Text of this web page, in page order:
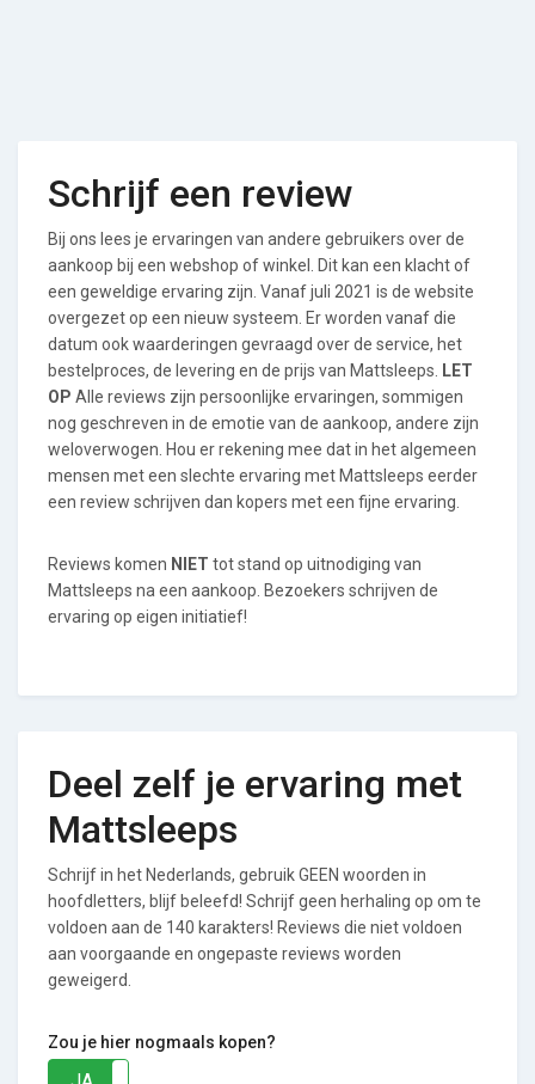
Schrijf een review
Bij ons lees je ervaringen van andere gebruikers over de
aankoop bij een webshop of winkel. Dit kan een klacht of
een geweldige ervaring zijn. Vanaf juli 2021 is de website
overgezet op een nieuw systeem. Er worden vanaf die
datum ook waarderingen gevraagd over de service, het
bestelproces, de levering en de prijs van Mattsleeps.
LET
OP Alle reviews zijn persoonlijke ervaringen, sommigen
nog geschreven in de emotie van de aankoop, andere zijn
weloverwogen. Hou er rekening mee dat in het algemeen
mensen met een slechte ervaring met Mattsleeps eerder
een review schrijven dan kopers met een fijne ervaring.
Reviews komen NIET tot stand op uitnodiging van
Mattsleeps na een aankoop. Bezoekers schrijven de
ervaring op eigen initiatief!
Deel zelf je ervaring met
Mattsleeps
Schrijf in het Nederlands, gebruik GEEN woorden in
hoofdletters, blijf beleefd! Schrijf geen herhaling op om te
voldoen aan de 140 karakters! Reviews die niet voldoen
aan voorgaande en ongepaste reviews worden
geweigerd.
Zou je hier nogmaals kopen?